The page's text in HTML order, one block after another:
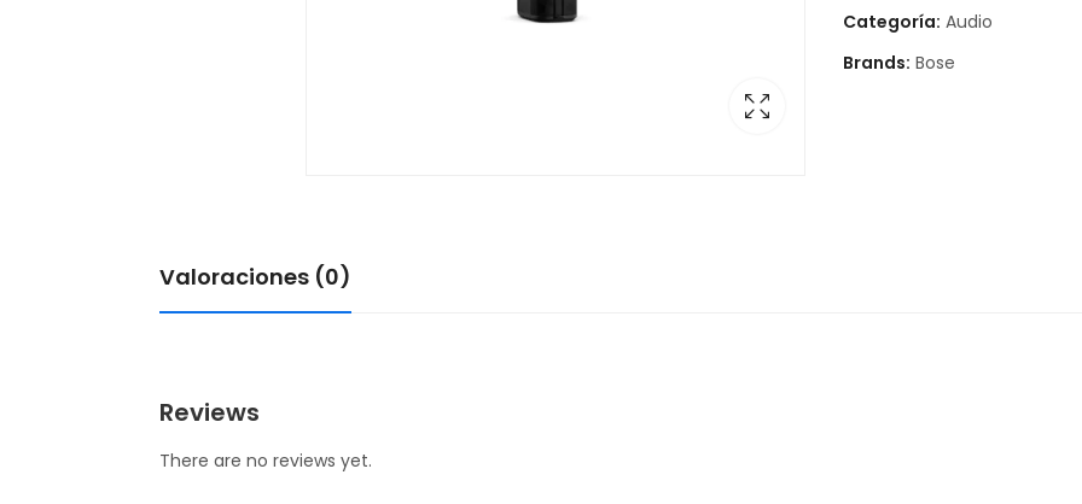
Categoría: Audio
Brands: Bose
Valoraciones (0)
Reviews
There are no reviews yet.